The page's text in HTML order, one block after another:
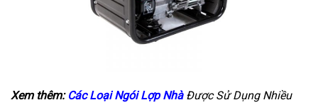
Xem thêm: Các Loại Ngói Lợp Nhà Được Sử Dụng Nhiều